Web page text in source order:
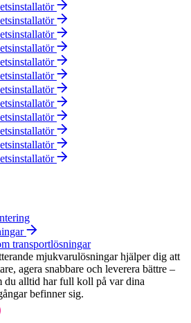
transportlösningar
mjukvarulösningar hjälper dig att
agera snabbare och leverera bättre –
du alltid har full koll på var dina
befinner sig.